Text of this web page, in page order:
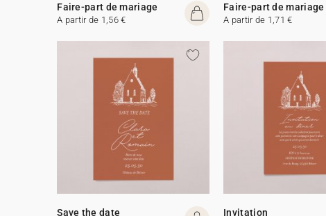
Faire-part de mariage
A partir de 1,56 €
Faire-part de mariage
A partir de 1,71 €
Save the date Invitation